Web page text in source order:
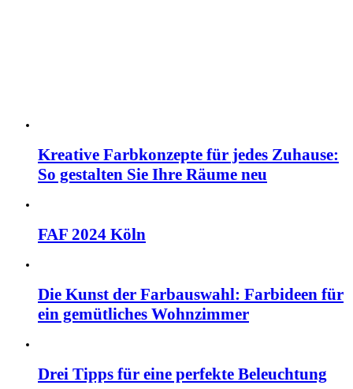
Kreative Farbkonzepte für jedes Zuhause:
So gestalten Sie Ihre Räume neu
FAF 2024 Köln
Die Kunst der Farbauswahl: Farbideen für
ein gemütliches Wohnzimmer
Drei Tipps für eine perfekte Beleuchtung